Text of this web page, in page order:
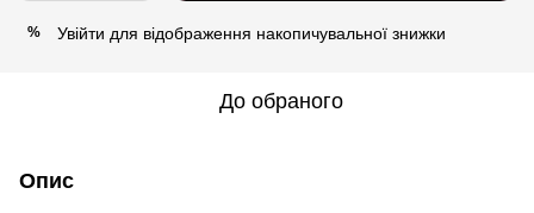
% Увійти для відображення накопичувальної знижки
До обраного
Опис